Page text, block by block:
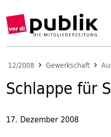
12/2008 Gewerkschaft
Schlappe für
17. Dezember 2008